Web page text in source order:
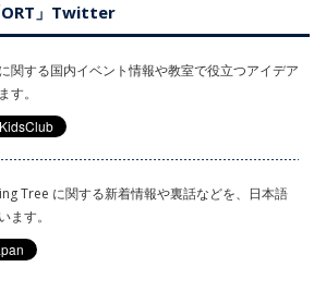
ORT」Twitter
関する国内イベント情報や教室で役立つアイデア
す。
Tree に関する新着情報や裏話などを、日本語
ます。